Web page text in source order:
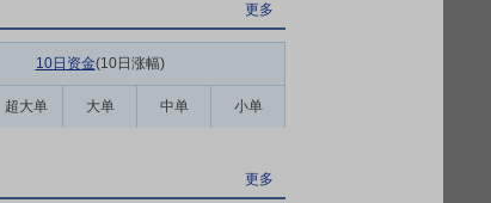
更多
10日资金(10日涨幅)
超大单 大单 中单 小单
更多